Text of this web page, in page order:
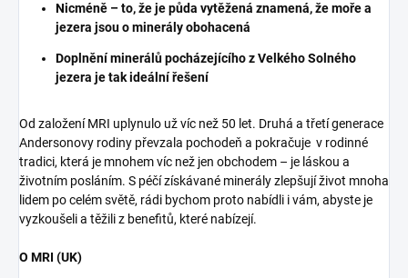
Nicméně – to, že je půda vytěžená znamená, že moře a
jezera jsou o minerály obohacená
Doplnění minerálů pocházejícího z Velkého Solného
jezera je tak ideální řešení
Od založení MRI uplynulo už víc než 50 let. Druhá a třetí generace
Andersonovy rodiny převzala pochodeň a pokračuje v rodinné
tradici, která je mnohem víc než jen obchodem – je láskou a
životním posláním. S péčí získávané minerály zlepšují život mnoha
lidem po celém světě, rádi bychom proto nabídli i vám, abyste je
vyzkoušeli a těžili z benefitů, které nabízejí.
O MRI (UK)